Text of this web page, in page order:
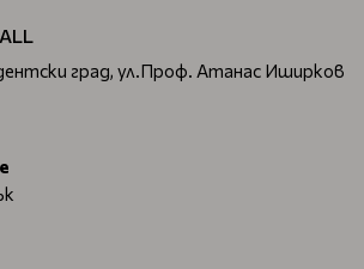
град, ул.Проф. Атанас Иширков